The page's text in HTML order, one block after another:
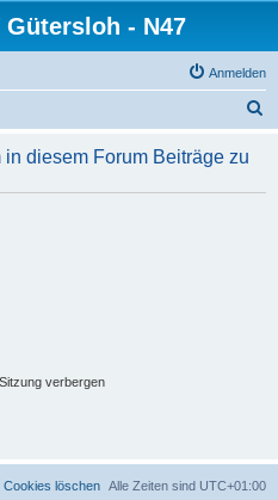
- N47
Anmelden
h
diesem Forum Beiträge zu
verbergen
Alle Zeiten sind UTC+01:00
Cookies löschen